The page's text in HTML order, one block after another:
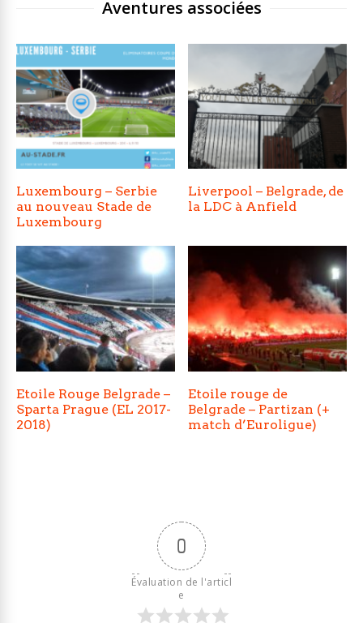
Aventures associées
Luxembourg – Serbie
au nouveau Stade de
Luxembourg
Liverpool – Belgrade, de
la LDC à Anfield
Etoile Rouge Belgrade –
Sparta Prague (EL 2017-
2018)
Etoile rouge de
Belgrade – Partizan (+
match d’Euroligue)
0
Évaluation de l'articl
e